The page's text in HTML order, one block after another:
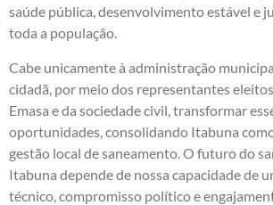
saúde pública, desenvolvimento estável e
toda a população.
Cabe unicamente à administração
cidadã, por meio dos representantes
Emasa e da sociedade civil, transformar
oportunidades, consolidando Itabuna
gestão local de saneamento. O futuro do
Itabuna depende de nossa capacidade de
técnico, compromisso político e